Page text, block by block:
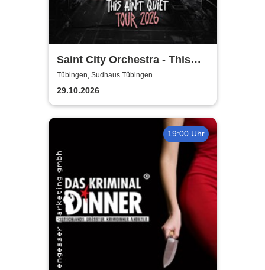
Saint City Orchestra - This
Ain´t Quiet Tour 2026
Tübingen, Sudhaus Tübingen
29.10.2026
19:00 Uhr